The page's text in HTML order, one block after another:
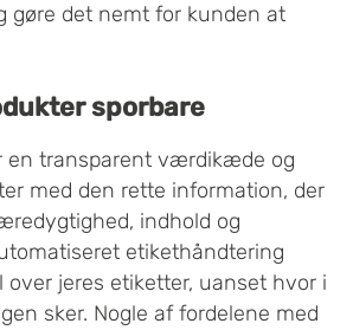
gøre det nemt for kunden at
sporbare
en transparent værdikæde og
med den rette information, der
indhold og
etikethåndtering
over jeres etiketter, uanset hvor i
sker. Nogle af fordelene med